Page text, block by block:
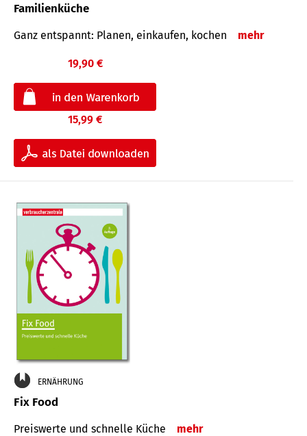
Familienküche
Ganz entspannt: Planen, einkaufen, kochen mehr
19,90 €
15,99 €
ERNÄHRUNG
Fix Food
Preiswerte und schnelle Küche mehr